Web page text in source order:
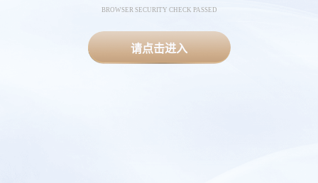
BROWSER SECURITY CHECK PASSED
请点击进入